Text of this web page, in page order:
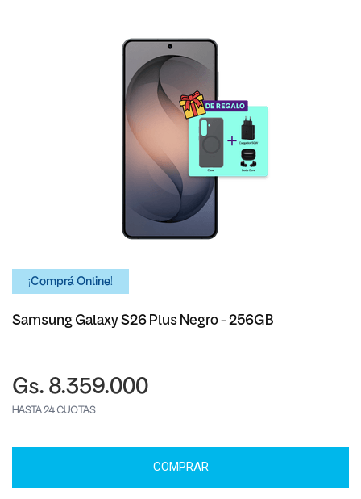
¡Comprá Online!
Samsung Galaxy S26 Plus Negro - 256GB
Gs. 8.359.000
HASTA 24 CUOTAS
COMPRAR